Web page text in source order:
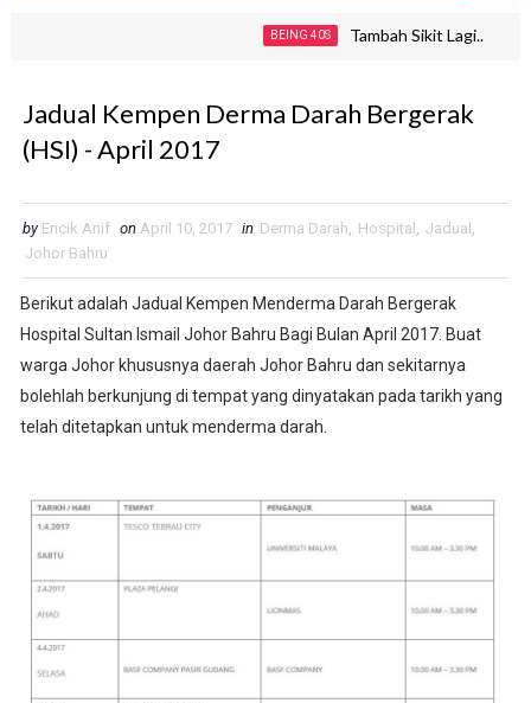
BEING 40S Tambah Sikit Lagi..
Jadual Kempen Derma Darah Bergerak
(HSI) - April 2017
by Encik Anif on April 10, 2017 in Derma Darah, Hospital , Jadual ,
Johor Bahru
Berikut adalah Jadual Kempen Menderma Darah Bergerak
Hospital Sultan Ismail Johor Bahru Bagi Bulan April 2017. Buat
warga Johor khususnya daerah Johor Bahru dan sekitarnya
bolehlah berkunjung di tempat yang dinyatakan pada tarikh yang
telah ditetapkan untuk menderma darah.